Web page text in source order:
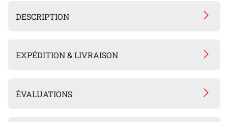
DESCRIPTION
EXPÉDITION & LIVRAISON
ÉVALUATIONS